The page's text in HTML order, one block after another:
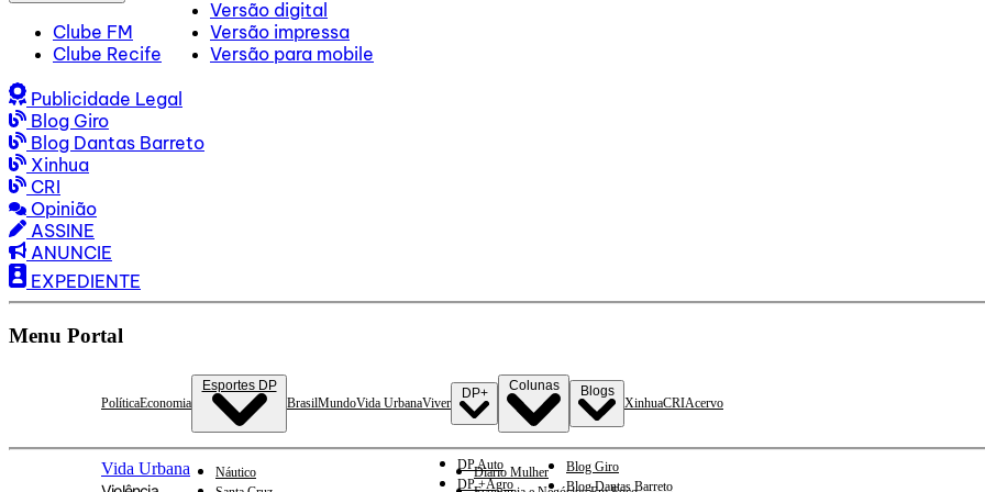
Clube FM
Clube Recife
Versão digital
Versão impressa
Versão para mobile
Publicidade Legal
Blog Giro
Blog Dantas Barreto
Xinhua
CRI
Opinião
ASSINE
ANUNCIE
EXPEDIENTE
Menu Portal
PolíticaEconomia
Esportes DP
Náutico
BrasilMundoVida UrbanaViver
DP+
DP Auto
DP +Agro
Colunas
Diario Mulher
Blogs
Blog Giro
Blog Dantas Barreto
XinhuaCRIAcervo
Vida Urbana